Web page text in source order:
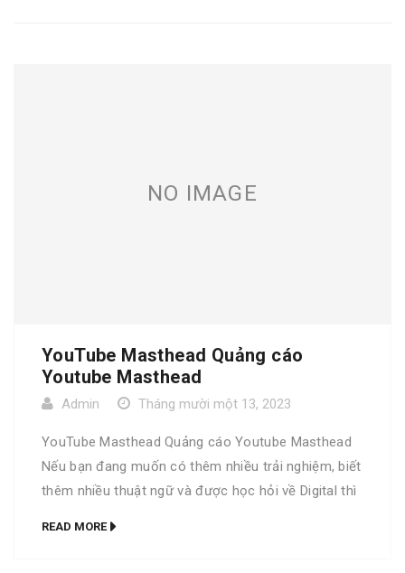
NO IMAGE
YouTube Masthead Quảng cáo
Youtube Masthead
Admin Tháng mười một 13, 2023
YouTube Masthead Quảng cáo Youtube Masthead
Nếu bạn đang muốn có thêm nhiều trải nghiệm, biết
thêm nhiều thuật ngữ và được học hỏi về Digital thì
READ MORE